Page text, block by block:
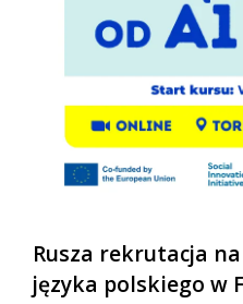
Rusza rekrutacja
języka polskiego w